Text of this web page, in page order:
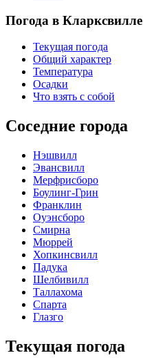
Погода в Кларксвилле
Текущая погода
Общий характер
Температура
Осадки
Что взять с собой
Соседние города
Нэшвилл
Эвансвилл
Мерфрисборо
Боулинг-Грин
Франклин
Оуэнсборо
Смирна
Мюррей
Хопкинсвилл
Падука
Шелбивилл
Таллахома
Спарта
Глазго
Текущая погода